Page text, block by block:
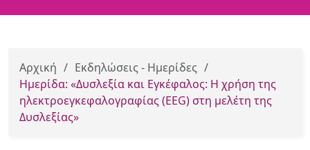
Αρχική / Εκδηλώσεις - Ημερίδες /
Ημερίδα: «Δυσλεξία και Εγκέφαλος: Η χρήση της
ηλεκτροεγκεφαλογραφίας (EEG) στη μελέτη της
Δυσλεξίας»